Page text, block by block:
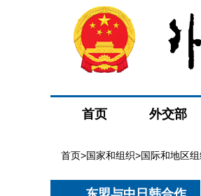
首页 外交部
首页>国家和组织>国际和地区组